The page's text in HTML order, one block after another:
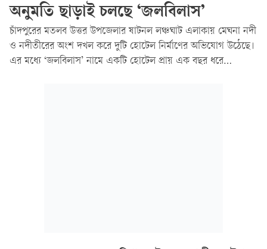
অনুমতি ছাড়াই চলছে ‘জলবিলাস’
চাঁদপুরের মতলব উত্তর উপজেলার ষাটনল লঞ্চঘাট এলাকায় মেঘনা নদী
ও নদীতীরের অংশ দখল করে দুটি হোটেল নির্মাণের অভিযোগ উঠেছে।
এর মধ্যে ‘জলবিলাস’ নামে একটি হোটেল প্রায় এক বছর ধরে